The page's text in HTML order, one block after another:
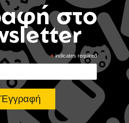
στο
*indicates required